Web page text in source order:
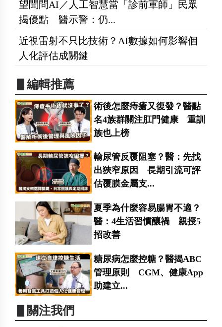
望聞問AI／人工智慧當「診前軍師」民眾
揭優點 醫示警：仍...
近視雷射不只比技術？AI數據如何影響個
人化評估成關鍵
▋編輯推薦
術後怎麼痔瘡又復發？醫點
名4族群關注肛門健康 重訓
族也上榜
輸尿管反覆阻塞？醫：先找
出狹窄原因 長期引流可評
估覆膜金屬支...
夏季為什麼容易腸胃不適？
醫：4生活習慣釀禍 親授5
招改善
糖尿病怎麼控糖？醫揭ABC
管理原則 CGM、健康App
助建立...
▋關注我們